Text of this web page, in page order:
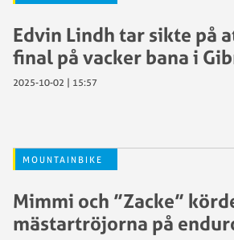
Edvin Lindh tar sikte på
final på vacker bana i
2025-10-02 | 15:57
MOUNTAINBIKE
Mimmi och ”Zacke”
mästartröjorna på